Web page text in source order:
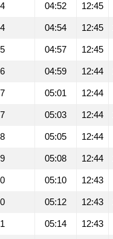
04:52 12:45
04:54 12:45
04:57 12:45
04:59 12:44
05:01 12:44
05:03 12:44
05:05 12:44
05:08 12:44
05:10 12:43
05:12 12:43
05:14 12:43